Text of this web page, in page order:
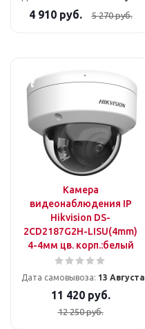
4 910руб. 5 270руб.
Камера
видеонаблюдения IP
Hikvision DS-
2CD2187G2H-LISU(4mm)
4-4мм цв. корп.:белый
Дата самовывоза: 13 Августа
11 420руб.
12 250руб.